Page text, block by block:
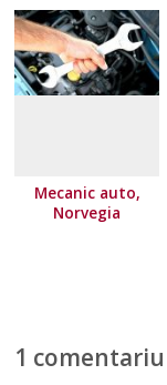
Mecanic auto,
Norvegia
1